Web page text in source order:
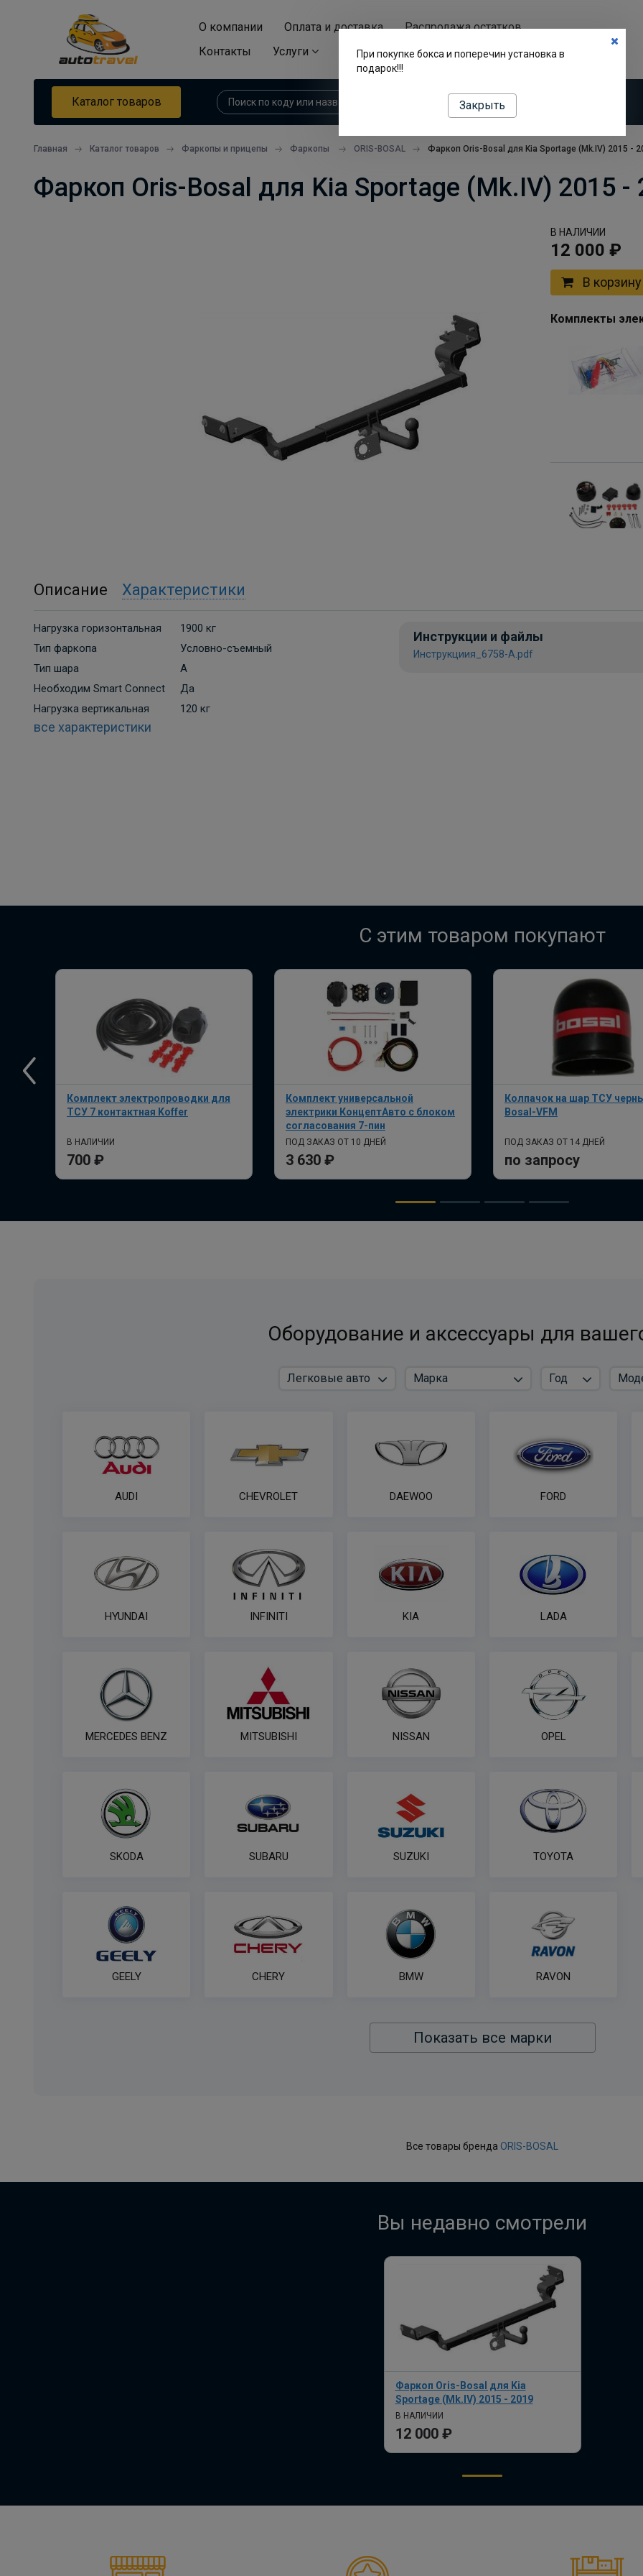
О компании Оплата и доставка
Распродажа остатков
Контакты
Услуги Аренда автобоксов
Каталог товаров
Главная Каталог товаров Фаркопы и прицепы Фаркопы ORIS-BOSAL Фаркоп Oris-Bosal для Kia Sportage (Mk.IV) 2015 -
Фаркоп Oris-Bosal для Kia Sportage (Mk.IV) 2015 -
В НАЛИЧИИ
12 000 ₽
В корзину
Комплекты
Описание Характеристики
Нагрузка горизонтальная
1900 кг
Тип фаркопа
Условно-съемный
Тип шара
A
Необходим Smart Connect
Да
Нагрузка вертикальная
120 кг
все характеристики
Инструкции и файлы
Инструкциия_6758-A.pdf
C этим товаром покупают
Комплект электропроводки для
ТСУ 7 контактная Koffer
В НАЛИЧИИ
700 ₽
Комплект универсальной
электрики КонцептАвто с блоком
согласования 7-пин
ПОД ЗАКАЗ ОТ 10 ДНЕЙ
3 630 ₽
Колпачок на шар ТСУ
Bosal-VFM
ПОД ЗАКАЗ ОТ 14 ДНЕЙ
по запросу
Оборудование и аксессуары для
AUDI CHEVROLET DAEWOO FORD
HYUNDAI INFINITI KIA LADA
MERCEDES BENZ MITSUBISHI NISSAN OPEL
SKODA SUBARU SUZUKI TOYOTA
GEELY CHERY BMW RAVON
Показать все марки
Все товары бренда ORIS-BOSAL
Вы недавно смотрели
Фаркоп Oris-Bosal для Kia
Sportage (Mk.IV) 2015 - 2019
В НАЛИЧИИ
12 000 ₽
При покупке бокса и поперечин установка в
подарок!!!
Закрыть